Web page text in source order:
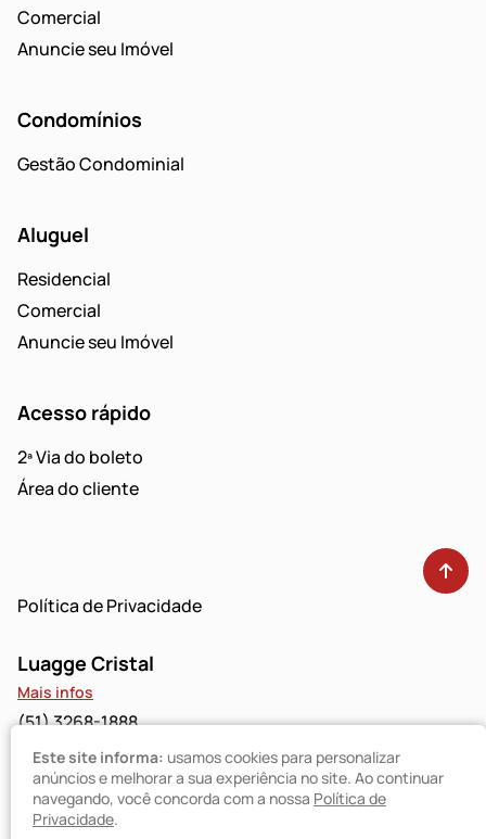
Comercial
Anuncie seu Imóvel
Condomínios
Gestão Condominial
Aluguel
Residencial
Comercial
Anuncie seu Imóvel
Acesso rápido
2ª Via do boleto
Área do cliente
Política de Privacidade
Luagge Cristal
Mais infos
(51) 3268-1888
Luagge Bravo
Mais infos
Este site informa: usamos cookies para personalizar
anúncios e melhorar a sua experiência no site. Ao continuar
navegando, você concorda com a nossa Política de
Privacidade.